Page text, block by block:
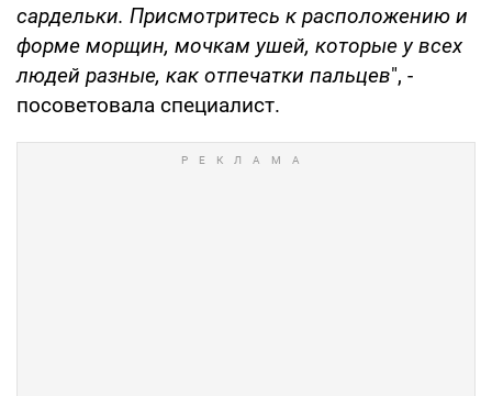
сардельки. Присмотритесь к расположению и
форме морщин, мочкам ушей, которые у всех
людей разные, как отпечатки пальцев", -
посоветовала специалист.